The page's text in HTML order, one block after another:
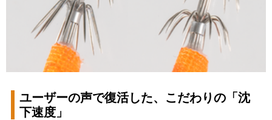
ユーザーの声で復活した、こだわりの「沈
下速度」